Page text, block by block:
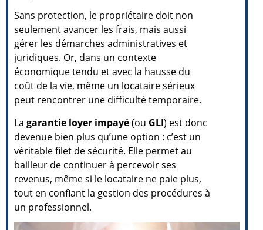
Sans protection, le propriétaire doit non
seulement avancer les frais, mais aussi
gérer les démarches administratives et
juridiques. Or, dans un contexte
économique tendu et avec la hausse du
coût de la vie, même un locataire sérieux
peut rencontrer une difficulté temporaire.
La garantie loyer impayé(ou GLI) est donc
devenue bien plus qu’une option : c’est un
véritable filet de sécurité. Elle permet au
bailleur de continuer à percevoir ses
revenus, même si le locataire ne paie plus,
tout en confiant la gestion des procédures à
un professionnel.